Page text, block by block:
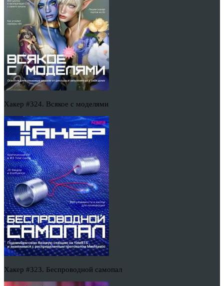
Хакер #324. Всякое с моделями
Хакер #323. Беспроводной самопал